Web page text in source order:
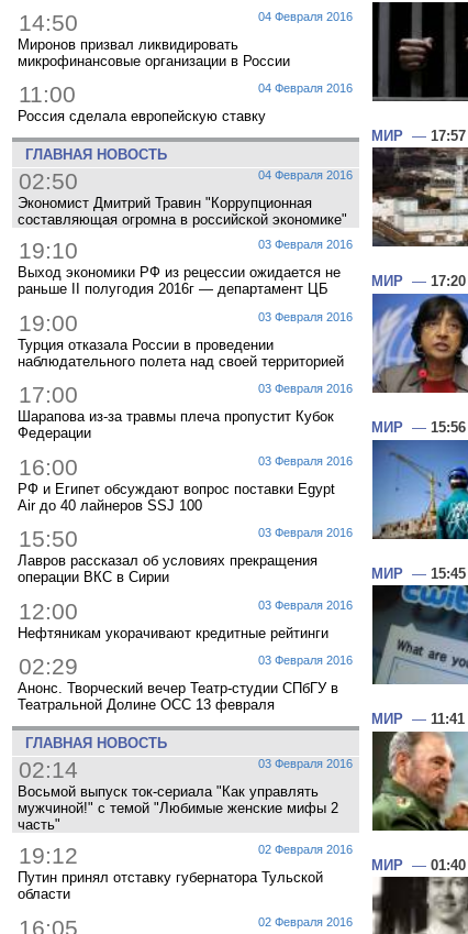
04 Февраля 2016
14:50
Миронов призвал ликвидировать
микрофинансовые организации в России
04 Февраля 2016
11:00
Россия сделала европейскую ставку
ГЛАВНАЯ НОВОСТЬ
04 Февраля 2016
02:50
Экономист Дмитрий Травин "Коррупционная
составляющая огромна в российской экономике"
03 Февраля 2016
19:10
Выход экономики РФ из рецессии ожидается не
раньше II полугодия 2016г — департамент ЦБ
03 Февраля 2016
19:00
Турция отказала России в проведении
наблюдательного полета над своей территорией
03 Февраля 2016
17:00
Шарапова из-за травмы плеча пропустит Кубок
Федерации
03 Февраля 2016
16:00
РФ и Египет обсуждают вопрос поставки Egypt
Air до 40 лайнеров SSJ 100
03 Февраля 2016
15:50
Лавров рассказал об условиях прекращения
операции ВКС в Сирии
03 Февраля 2016
12:00
Нефтяникам укорачивают кредитные рейтинги
03 Февраля 2016
02:29
Анонс. Творческий вечер Театр-студии СПбГУ в
Театральной Долине ОСС 13 февраля
ГЛАВНАЯ НОВОСТЬ
03 Февраля 2016
02:14
Восьмой выпуск ток-сериала "Как управлять
мужчиной!" с темой "Любимые женские мифы 2
часть"
02 Февраля 2016
19:12
Путин принял отставку губернатора Тульской
области
02 Февраля 2016
16:05
МИР — 17:57
МИР — 17:20
МИР — 15:56
МИР — 15:45
МИР — 11:41
МИР — 01:40